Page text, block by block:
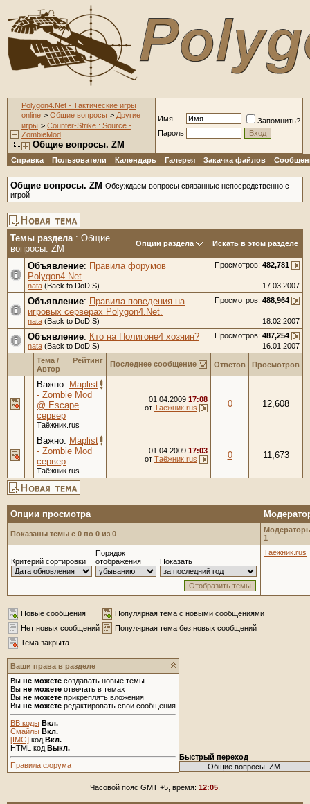
Polygon4.Net - Тактические игры
online > Общие вопросы > Другие
игры > Counter-Strike : Source -
ZombieMod
Общие вопросы. ZM
Имя
Запомнить?
Пароль
Справка Пользователи Календарь Галерея Закачка файлов
Общие вопросы. ZM Обсуждаем вопросы связанные непосредственно с
игрой
Темы раздела: Общие
вопросы. ZM
Опции раздела Искать в этом разделе
Просмотров: 482,781
Объявление: Правила форумов
Polygon4.Net
17.03.2007
nata (Back to DoD:S)
Просмотров: 488,964
Объявление: Правила поведения на
игровых серверах Polygon4.Net.
18.02.2007
nata (Back to DoD:S)
Просмотров: 487,254
Объявление: Кто на Полигоне4 хозяин?
16.01.2007
nata (Back to DoD:S)
Рейтинг
Тема /
Автор
Последнее сообщение Ответов Просмотров
Важно: Maplist
- Zombie Mod
@ Escape
сервер
Таёжник.rus
01.04.2009 17:08
от Таёжник.rus 0 12,608
Важно: Maplist
- Zombie Mod
сервер
Таёжник.rus
01.04.2009 17:03
от Таёжник.rus 0 11,673
Опции просмотра
Показаны темы с 0 по 0 из 0
1
Критерий сортировки
Порядок
отображения
Показать
Таёжник.rus
Новые сообщения
Популярная тема с новыми сообщениями
Нет новых сообщений
Популярная тема без новых сообщений
Тема закрыта
Ваши права в разделе
Вы не можете создавать новые темы
Вы не можете отвечать в темах
Вы не можете прикреплять вложения
Вы не можете редактировать свои сообщения
BB коды Вкл.
Смайлы Вкл.
[IMG] код Вкл.
HTML код Выкл.
Правила форума
Быстрый переход
Часовой пояс GMT +5, время: 12:05